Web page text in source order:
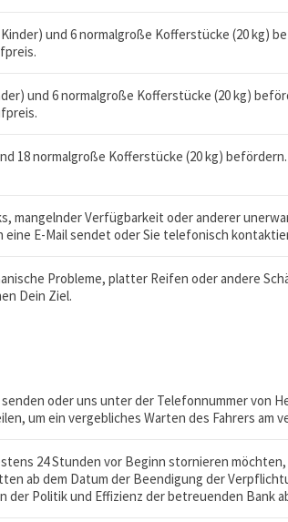
und 6 normalgroße Kofferstücke (20 kg)
und 6 normalgroße Kofferstücke (20 kg)
18 normalgroße Kofferstücke (20 kg)
mangelnder Verfügbarkeit oder anderer
eine E-Mail sendet oder Sie telefonisch
Probleme, platter Reifen oder andere
Dein Ziel.
oder uns unter der Telefonnummer von
um ein vergebliches Warten des Fahrers am
24 Stunden vor Beginn stornieren
ab dem Datum der Beendigung der
Politik und Effizienz der betreuenden Bank